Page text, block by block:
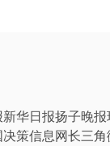
新华日报扬子晚报
决策信息网长三